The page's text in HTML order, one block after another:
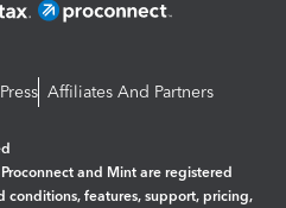
Press Affiliates And Partners
and Mint are registered
conditions, features, support, pricing,